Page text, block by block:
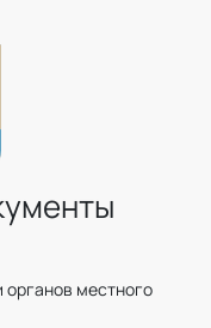
местного